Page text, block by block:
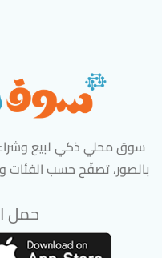
سوق محلي ذكي لبيع
بالصور، تصفّح حسب الفئات
حمل